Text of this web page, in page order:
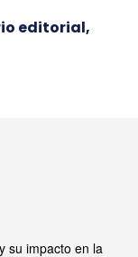
editorial,
su impacto en la